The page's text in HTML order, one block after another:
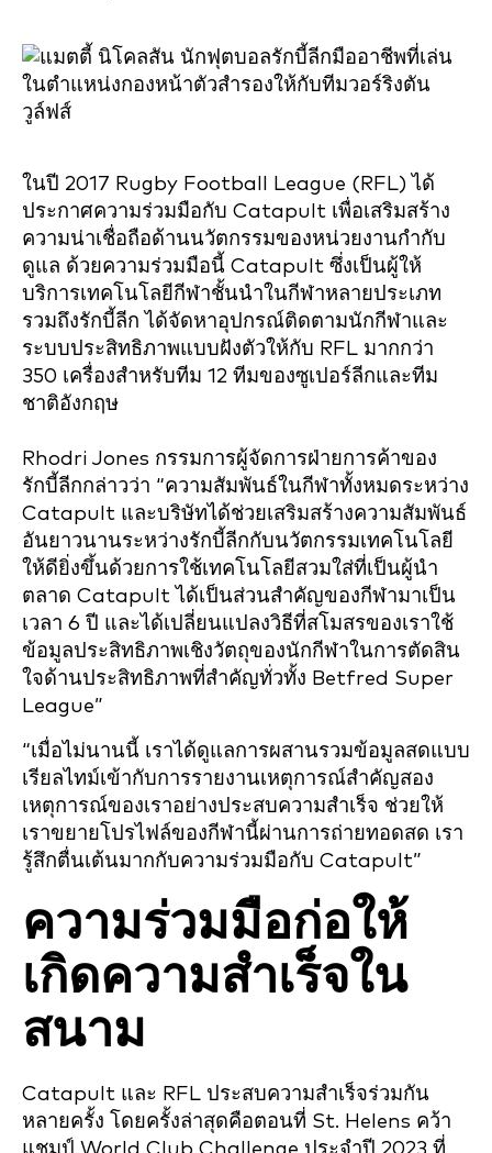
ในปี 2017 Rugby Football League (RFL) ได้
ประกาศความร่วมมือกับ Catapult เพื่อเสริมสร้าง
ความน่าเชื่อถือด้านนวัตกรรมของหน่วยงานกำกับ
ดูแล ด้วยความร่วมมือนี้ Catapult ซึ่งเป็นผู้ให้
บริการเทคโนโลยีกีฬาชั้นนำในกีฬาหลายประเภท
รวมถึงรักบี้ลีก ได้จัดหาอุปกรณ์ติดตามนักกีฬาและ
ระบบประสิทธิภาพแบบฝังตัวให้กับ RFL มากกว่า
350 เครื่องสำหรับทีม 12 ทีมของซูเปอร์ลีกและทีม
ชาติอังกฤษ
Rhodri Jones กรรมการผู้จัดการฝ่ายการค้าของ
รักบี้ลีกกล่าวว่า “ความสัมพันธ์ในกีฬาทั้งหมดระหว่าง
Catapult และบริษัทได้ช่วยเสริมสร้างความสัมพันธ์
อันยาวนานระหว่างรักบี้ลีกกับนวัตกรรมเทคโนโลยี
ให้ดียิ่งขึ้นด้วยการใช้เทคโนโลยีสวมใส่ที่เป็นผู้นำ
ตลาด Catapult ได้เป็นส่วนสำคัญของกีฬามาเป็น
เวลา 6 ปี และได้เปลี่ยนแปลงวิธีที่สโมสรของเราใช้
ข้อมูลประสิทธิภาพเชิงวัตถุของนักกีฬาในการตัดสิน
ใจด้านประสิทธิภาพที่สำคัญทั่วทั้ง Betfred Super
League”
“เมื่อไม่นานนี้ เราได้ดูแลการผสานรวมข้อมูลสดแบบ
เรียลไทม์เข้ากับการรายงานเหตุการณ์สำคัญสอง
เหตุการณ์ของเราอย่างประสบความสำเร็จ ช่วยให้
เราขยายโปรไฟล์ของกีฬานี้ผ่านการถ่ายทอดสด เรา
รู้สึกตื่นเต้นมากกับความร่วมมือกับ Catapult”
ความร่วมมือก่อให้
เกิดความสำเร็จใน
สนาม
Catapult และ RFL ประสบความสำเร็จร่วมกัน
หลายครั้ง โดยครั้งล่าสุดคือตอนที่ St. Helens คว้า